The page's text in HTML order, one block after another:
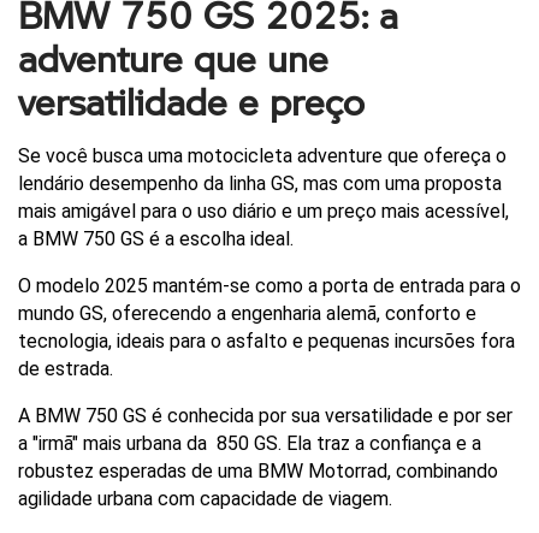
BMW 750 GS 2025: a
adventure que une
versatilidade e preço
Se você busca uma motocicleta adventure que ofereça o
lendário desempenho da linha GS, mas com uma proposta
mais amigável para o uso diário e um preço mais acessível,
a BMW 750 GS é a escolha ideal.
O modelo 2025 mantém-se como a porta de entrada para o
mundo GS, oferecendo a engenharia alemã, conforto e
tecnologia, ideais para o asfalto e pequenas incursões fora
de estrada.
A BMW 750 GS é conhecida por sua versatilidade e por ser
a "irmã" mais urbana da  850 GS. Ela traz a confiança e a
robustez esperadas de uma BMW Motorrad, combinando
agilidade urbana com capacidade de viagem.